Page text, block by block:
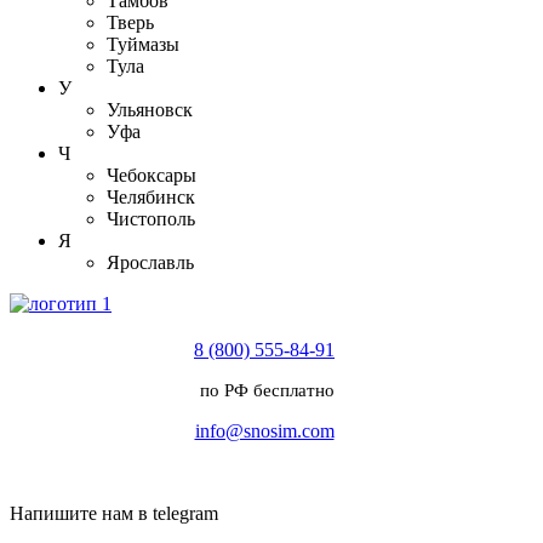
Тверь
Туймазы
Тула
У
Ульяновск
Уфа
Ч
Чебоксары
Челябинск
Чистополь
Я
Ярославль
8 (800) 555-84-91
по РФ бесплатно
info@snosim.com
Напишите нам в telegram